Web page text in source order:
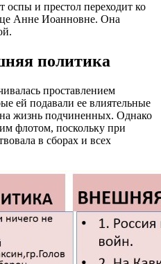
оспы и престол переходит ко
Анне Иоанновне. Она
политика
проставлением
ей подавали ее влиятельные
жизнь подчиненных. Однако
флотом, поскольку при
в сборах и всех